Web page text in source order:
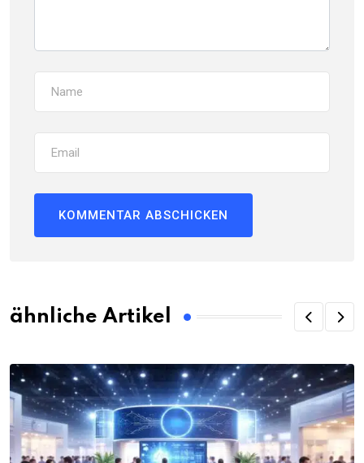
ähnliche Artikel